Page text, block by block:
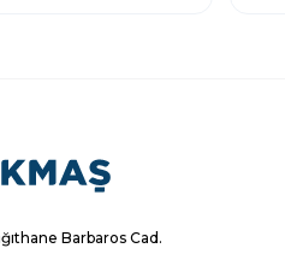
Barbaros Cad.